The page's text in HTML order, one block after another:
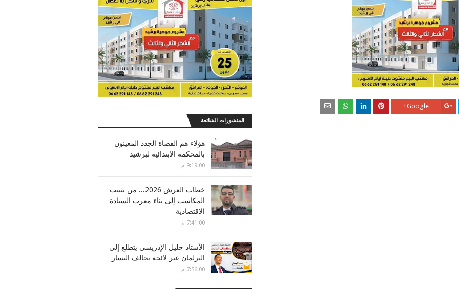
Google+
المنشورات الشائعة
هؤلاء هم القضاة الجدد المعينون
بالمحكمة الابتدائية لبرشيد
9:19:00 م
خطاب العرش 2026... من تثبيت
المكاسب إلى بناء مغرب السيادة
الاقتصادية
7:41:00 م
الأستاذ خليل الإدريسي يتطلع إلى
البرلمان عبر لائحة تحالف اليسار
7:56:00 م